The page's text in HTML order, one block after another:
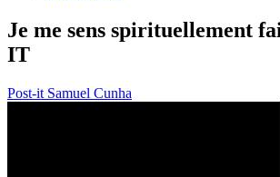
Je me sens spirituellement
IT
Post-it Samuel Cunha